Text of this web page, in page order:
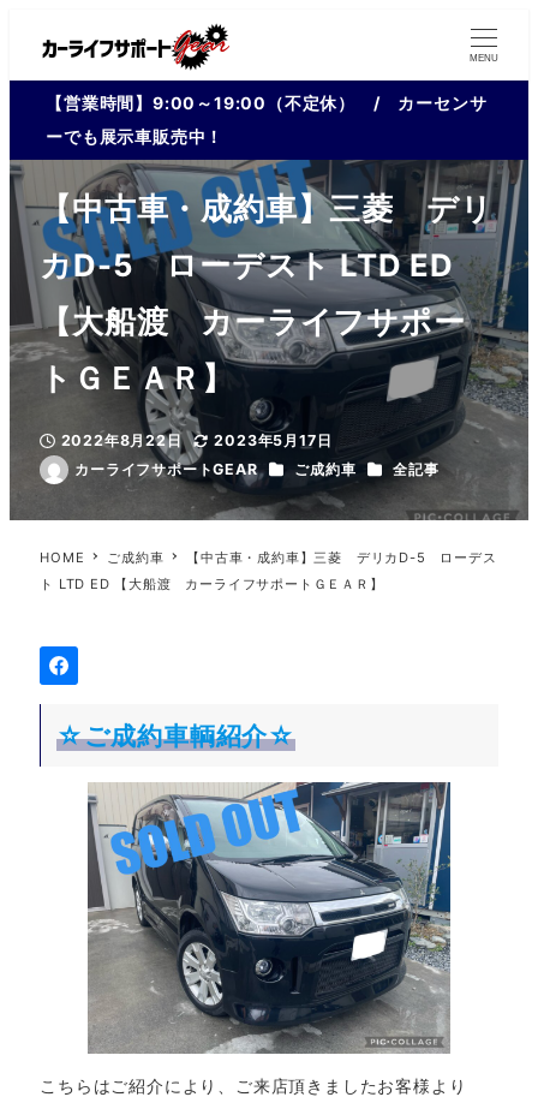
MENU
【営業時間】9:00～19:00（不定休） / カーセンサ
ーでも展示車販売中！
【中古車・成約車】三菱 デリ
カD-5 ローデスト LTD ED
【大船渡 カーライフサポー
トＧＥＡＲ】
投稿日
2022年8月22日
更新日
2023年5月17日
著
カーライフサポートGEAR カテゴリー
ご成約車 カテゴリー
全記事
HOME ご成約車
【中古車・成約車】三菱 デリカD-5 ローデス
ト LTD ED 【大船渡 カーライフサポートＧＥＡＲ】
☆ご成約車輌紹介☆
こちらはご紹介により、ご来店頂きましたお客様より